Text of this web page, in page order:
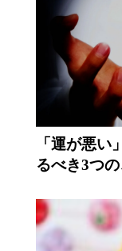
「運が悪い
るべき3つの